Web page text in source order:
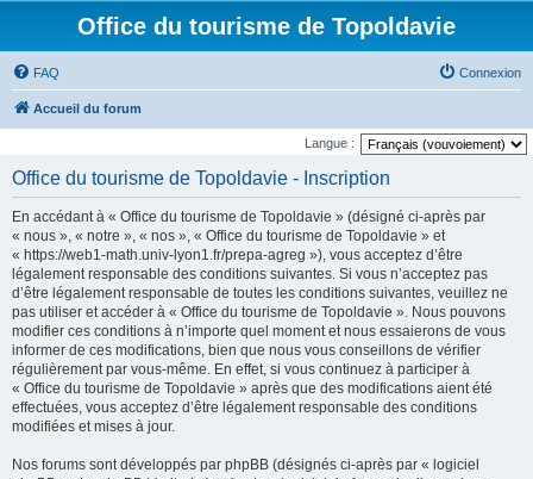
Office du tourisme de Topoldavie
FAQ Connexion
Accueil du forum
Langue :
Office du tourisme de Topoldavie - Inscription
En accédant à « Office du tourisme de Topoldavie » (désigné ci-après par
« nous », « notre », « nos », « Office du tourisme de Topoldavie » et
« https://web1-math.univ-lyon1.fr/prepa-agreg »), vous acceptez d’être
légalement responsable des conditions suivantes. Si vous n’acceptez pas
d’être légalement responsable de toutes les conditions suivantes, veuillez ne
pas utiliser et accéder à « Office du tourisme de Topoldavie ». Nous pouvons
modifier ces conditions à n’importe quel moment et nous essaierons de vous
informer de ces modifications, bien que nous vous conseillons de vérifier
régulièrement par vous-même. En effet, si vous continuez à participer à
« Office du tourisme de Topoldavie » après que des modifications aient été
effectuées, vous acceptez d’être légalement responsable des conditions
modifiées et mises à jour.
Nos forums sont développés par phpBB (désignés ci-après par « logiciel